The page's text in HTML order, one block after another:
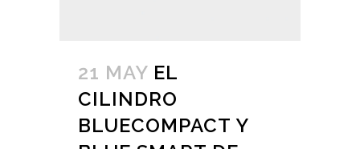
21 MAY EL
CILINDRO
BLUECOMPACT Y